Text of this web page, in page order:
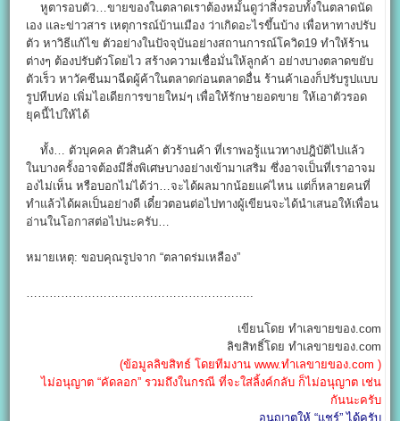
หูตารอบตัว…ขายของในตลาดเราต้องหมั้นดูว่าสิ่งรอบทั้งในตลาดนัด
เอง และข่าวสาร เหตุการณ์บ้านเมือง ว่าเกิดอะไรขึ้นบ้าง เพื่อหาทางปรับ
ตัว หาวิธีแก้ไข ตัวอย่างในปัจจุบันอย่างสถานการณ์โควิด19 ทำให้ร้าน
ต่างๆ ต้องปรับตัวโดยไว สร้างความเชื่อมั่นให้ลูกค้า อย่างบางตลาดขยับ
ตัวเร็ว หาวัคซีนมาฉีดผู้ค้าในตลาดก่อนตลาดอื่น ร้านค้าเองก็ปรับรูปแบบ
รูปหีบห่อ เพิ่มไอเดียการขายใหม่ๆ เพื่อให้รักษายอดขาย ให้เอาตัวรอด
ยุคนี้ไปให้ได้
ทั้ง… ตัวบุคคล ตัวสินค้า ตัวร้านค้า ที่เราพอรู้แนวทางปฎิบัติไปแล้ว
ในบางครั้งอาจต้องมีสิ่งพิเศษบางอย่างเข้ามาเสริม ซึ่งอาจเป็นที่เราอาจม
องไม่เห็น หรือบอกไม่ได้ว่า…จะได้ผลมากน้อยแค่ไหน แต่ก็หลายคนที่
ทำแล้วได้ผลเป็นอย่างดี เดี๋ยวตอนต่อไปทางผู้เขียนจะได้นำเสนอให้เพื่อน
อ่านในโอกาสต่อไปนะครับ…
หมายเหตุ: ขอบคุณรูปจาก “ตลาดร่มเหลือง”
…………………………………………………..
เขียนโดย ทำเลขายของ.com
ลิขสิทธิ์โดย ทำเลขายของ.com
(ข้อมูลลิขสิทธ์ โดยทีมงาน www.ทำเลขายของ.com )
ไม่อนุญาต “คัดลอก” รวมถึงในกรณี ที่จะใส่ลิ้งค์กลับ ก็ไม่อนุญาต เช่น
กันนะครับ
อนุญาตให้ “แชร์” ได้ครับ